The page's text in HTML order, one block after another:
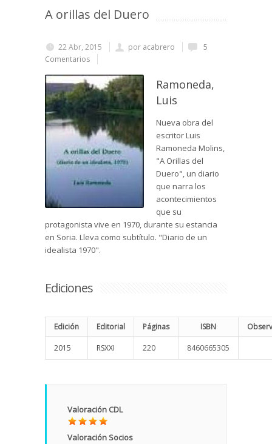
A orillas del Duero
22 Abr, 2015 por acabrero
5
Comentarios
Ramoneda,
Luis
Nueva obra del
escritor Luis
Ramoneda Molins,
"A Orillas del
Duero", un diario
que narra los
acontecimientos
que su
protagonista vive en 1970, durante su estancia
en Soria. Lleva como subtítulo. "Diario de un
idealista 1970".
Ediciones
Edición Editorial Páginas ISBN
2015 RSXXI 220 8460665305
Valoración CDL
Valoración Socios